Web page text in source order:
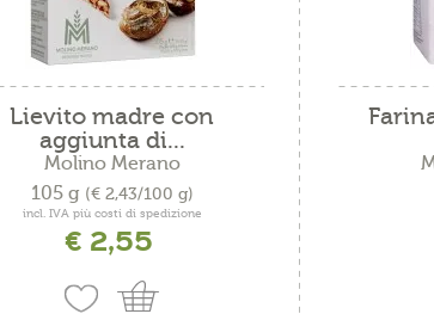
Oltradige
Oltradige-Bassa Atesina
Salto-Scilar
Valle Isarco
Val Venosta
Lievito madre con
aggiunta di...
Molino Merano
105 g (€ 2,43/100 g)
incl. IVA più costi di spedizione
€ 2,55